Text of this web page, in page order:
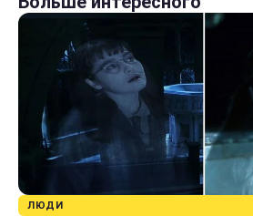
ЛЮДИ